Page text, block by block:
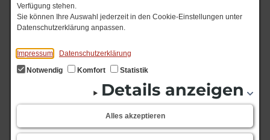
Verfügung stehen.
Sie können Ihre Auswahl jederzeit in den Cookie-Einstellungen unter
Datenschutzerklärung anpassen.
Impressum
Datenschutzerklärung
Notwendig
Komfort Statistik
Details anzeigen
Alles akzeptieren
Einsatznummer
002/2023
Einsatztitel
[2/23] 10. April 2023 - F_Erkundung - Plastik auf
Herdplatte
Alarmierung